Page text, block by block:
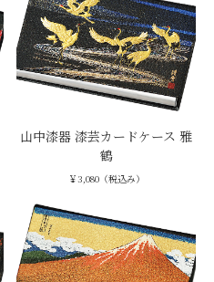
山中漆器 漆芸カードケース 雅
鶴
￥3,080（税込み）